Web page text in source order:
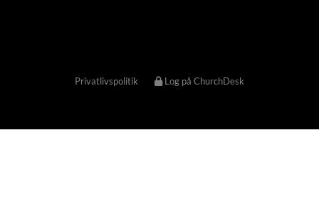
Privatlivspolitik Log på ChurchDesk